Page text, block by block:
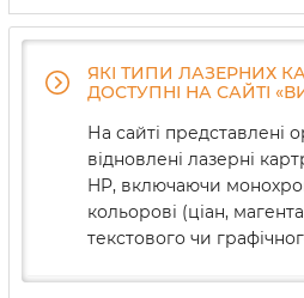
ЯКІ ТИПИ ЛАЗЕРНИХ
ДОСТУПНІ НА САЙТІ
На сайті представлені
відновлені лазерні
HP, включаючи
кольорові (ціан,
текстового чи